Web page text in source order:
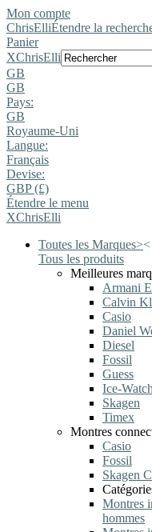
Mon compte
ChrisElliÉtendre la
Panier
XChrisElli
GB
GB
Pays:
GB
Royaume-Uni
Langue:
Français
Devise:
GBP (£)
Étendre le menu
XChrisElli
Toutes les Marques><
Tous les produits
Meilleures
Armani
Calvin
Casio
Daniel
Diesel
Fossil
Guess
Ice-Watch
Skagen
Timex
Montres
Casio
Fossil
Skagen
Montres
hommes